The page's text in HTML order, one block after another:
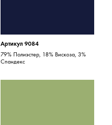
Артикул 9084
79% Полиэстер, 18% Вискоза, 3%
Спандекс